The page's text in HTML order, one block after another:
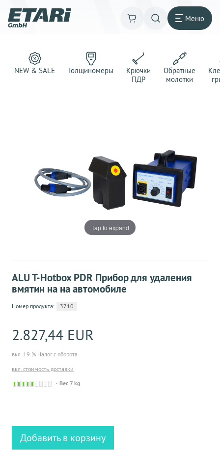
Меню
NEW & SALE Толщиномеры
Крючки
ПДР
Обратные
молотки
Tap to expand
ALU T-Hotbox PDR Прибор для удаления
вмятин на на автомобиле
Номер продукта: 3710
2.827,44 EUR
вкл. 19 % Налог с оборота
вкл. стоимость доставки
Derzeit nicht lieferbar. Ware bereits nachbestellt
Вес 7 kg
Добавить в корзину